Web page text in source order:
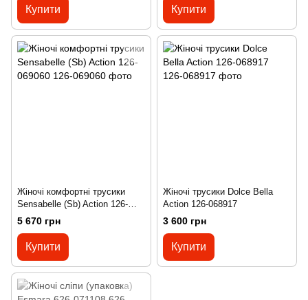
Купити Купити
Жіночі комфортні трусики
Sensabelle (Sb) Action 126-
069060
5 670 грн
Купити
Жіночі трусики Dolce Bella
Action 126-068917
3 600 грн
Купити